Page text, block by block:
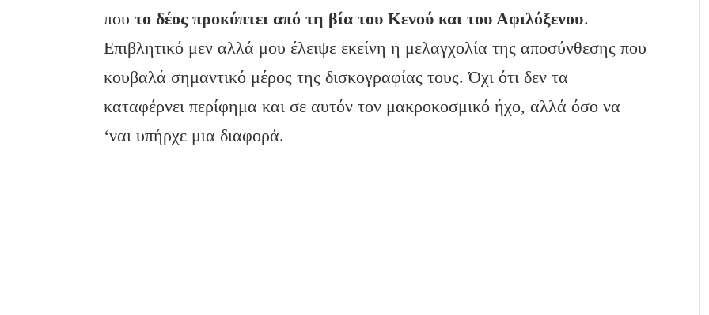
πουτο δέος προκύπτει από τη βία του Κενού και του Αφιλόξενου.
Επιβλητικό μεν αλλά μου έλειψε εκείνη η μελαγχολία της αποσύνθεσης που
κουβαλά σημαντικό μέρος της δισκογραφίας τους. Όχι ότι δεν τα
καταφέρνει περίφημα και σε αυτόν τον μακροκοσμικό ήχο, αλλά όσο να
‘ναι υπήρχε μια διαφορά.